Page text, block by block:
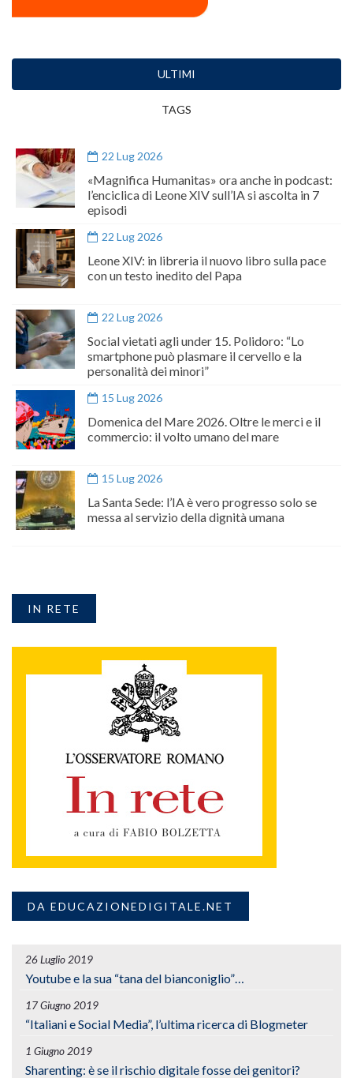
ULTIMI
TAGS
22 Lug 2026
«Magnifica Humanitas» ora anche in podcast:
l’enciclica di Leone XIV sull’IA si ascolta in 7
episodi
22 Lug 2026
Leone XIV: in libreria il nuovo libro sulla pace
con un testo inedito del Papa
22 Lug 2026
Social vietati agli under 15. Polidoro: “Lo
smartphone può plasmare il cervello e la
personalità dei minori”
15 Lug 2026
Domenica del Mare 2026. Oltre le merci e il
commercio: il volto umano del mare
15 Lug 2026
La Santa Sede: l’IA è vero progresso solo se
messa al servizio della dignità umana
IN RETE
DA EDUCAZIONEDIGITALE.NET
26 Luglio 2019
Youtube e la sua “tana del bianconiglio”…
17 Giugno 2019
“Italiani e Social Media”, l’ultima ricerca di Blogmeter
1 Giugno 2019
Sharenting: è se il rischio digitale fosse dei genitori?